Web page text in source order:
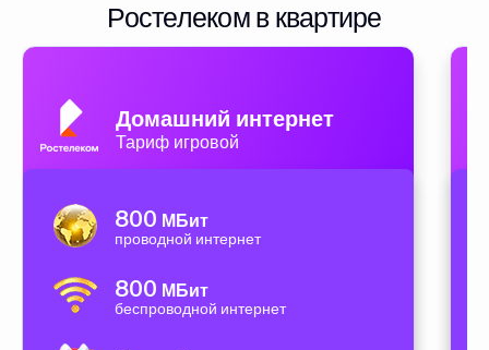
Ростелеком в квартире
Домашний интернет
Тариф игровой
800 МБит
проводной интернет
800 МБит
беспроводной интернет